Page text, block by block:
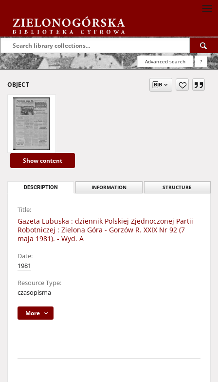
Advanced search ?
OBJECT
Show content
DESCRIPTION INFORMATION STRUCTURE
Title:
Gazeta Lubuska : dziennik Polskiej Zjednoczonej Partii
Robotniczej : Zielona Góra - Gorzów R. XXIX Nr 92 (7
maja 1981). - Wyd. A
Date:
1981
Resource Type:
czasopisma
More